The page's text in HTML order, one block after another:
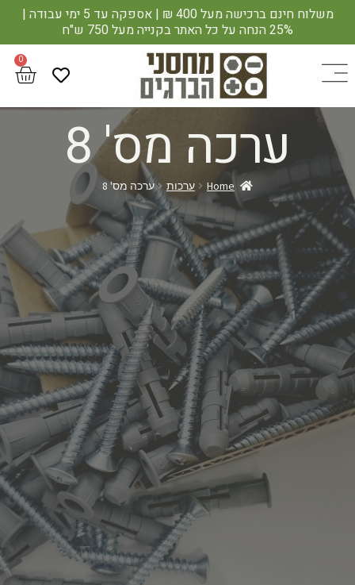
משלוח חינם ברכישה מעל 400 ₪ | אספקה עד 5 ימי עבודה |
25% הנחה על כל האתר בקנייה מעל 750 ש"ח
ערכה מס' 8
Home ערכות ערכה מס' 8